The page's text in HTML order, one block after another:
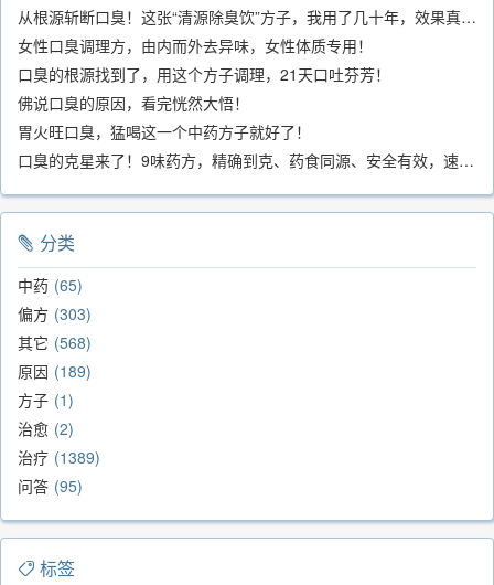
从根源斩断口臭！这张“清源除臭饮”方子，我用了几十年，效果真不错
女性口臭调理方，由内而外去异味，女性体质专用！
口臭的根源找到了，用这个方子调理，21天口吐芬芳！
佛说口臭的原因，看完恍然大悟！
胃火旺口臭，猛喝这一个中药方子就好了！
口臭的克星来了！9味药方，精确到克、药食同源、安全有效，速看！
分类
中药 65
偏方 303
其它 568
原因 189
方子 1
治愈 2
治疗 1389
问答 95
标签